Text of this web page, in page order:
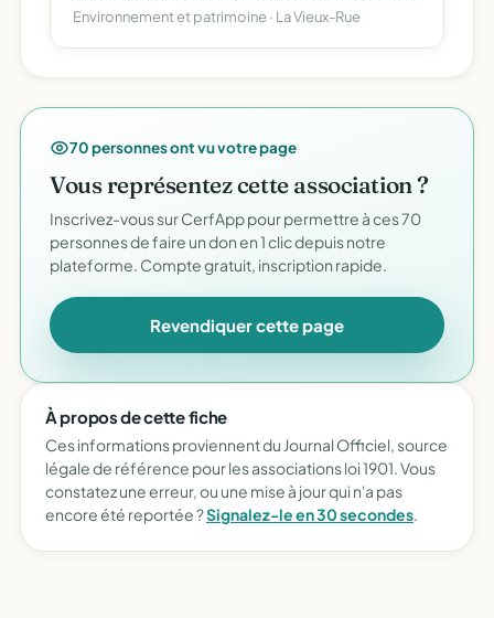
Environnement et patrimoine · La Vieux-Rue
70 personnes ont vu votre page
Vous représentez cette association ?
Inscrivez-vous sur CerfApp pour permettre à ces 70
personnes de faire un don en 1 clic depuis notre
plateforme. Compte gratuit, inscription rapide.
Revendiquer cette page
À propos de cette fiche
Ces informations proviennent du Journal Officiel, source
légale de référence pour les associations loi 1901. Vous
constatez une erreur, ou une mise à jour qui n'a pas
encore été reportée ?Signalez-le en 30 secondes.